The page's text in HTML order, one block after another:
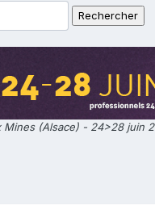
Mines (Alsace) - 24>28 juin